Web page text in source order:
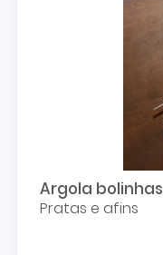
Argola bolinhas
Pratas e afins